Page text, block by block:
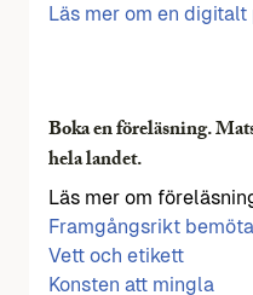
Läs mer om en
Boka en föreläsning.
hela landet.
Läs mer om
Framgångsrikt
Vett och etikett
Konsten att mingla